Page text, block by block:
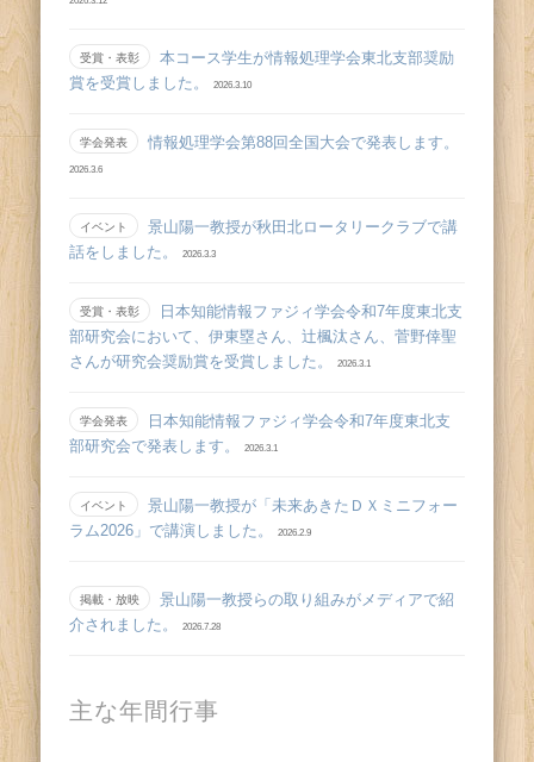
受賞・表彰
本コース学生が情報処理学会東北支部奨励
賞を受賞しました。
2026.3.10
学会発表 情報処理学会第88回全国大会で発表します。
2026.3.6
イベント
景山陽一教授が秋田北ロータリークラブで講
話をしました。
2026.3.3
受賞・表彰
日本知能情報ファジィ学会令和7年度東北支
部研究会において、伊東塁さん、辻󠄀楓汰さん、菅野倖聖
さんが研究会奨励賞を受賞しました。
2026.3.1
学会発表
日本知能情報ファジィ学会令和7年度東北支
部研究会で発表します。
2026.3.1
イベント
景山陽一教授が「未来あきたＤＸミニフォー
ラム2026」で講演しました。
2026.2.9
掲載・放映
景山陽一教授らの取り組みがメディアで紹
介されました。
2026.7.28
主な年間行事